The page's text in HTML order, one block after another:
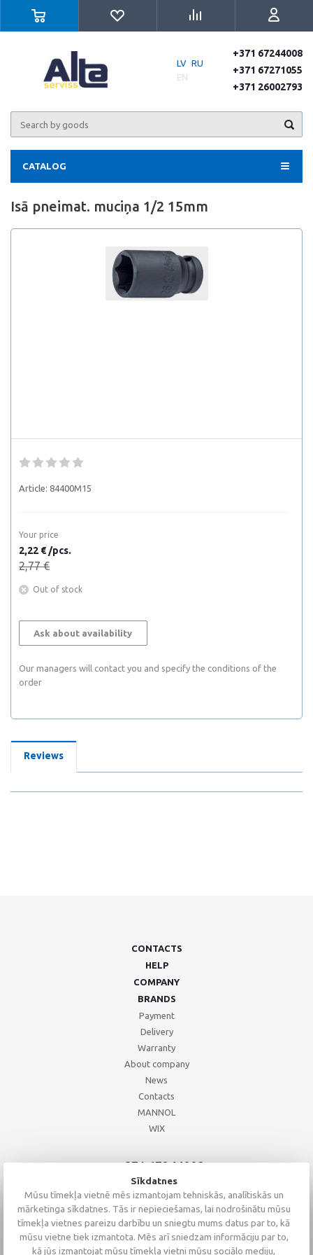
LV RU
EN
+371 67244008
+371 67271055
+371 26002793
CATALOG
Isā pneimat. muciņa 1/2 15mm
Article: 84400M15
Your price
2,22 € /pcs.
2,77 €
Out of stock
Ask about availability
Our managers will contact you and specify the conditions of the
order
Reviews
CONTACTS
HELP
COMPANY
BRANDS
Payment
Delivery
Warranty
About company
News
Contacts
MANNOL
WIX
+371 67244008
+371 67271055
+371 26002793
Sīkdatnes
Mūsu tīmekļa vietnē mēs izmantojam tehniskās, analītiskās un
mārketinga sīkdatnes. Tās ir nepieciešamas, lai nodrošinātu mūsu
tīmekļa vietnes pareizu darbību un sniegtu mums datus par to, kā
mūsu vietne tiek izmantota. Mēs arī sniedzam informāciju par to,
kā jūs izmantojat mūsu tīmekļa vietni mūsu sociālo mediju,